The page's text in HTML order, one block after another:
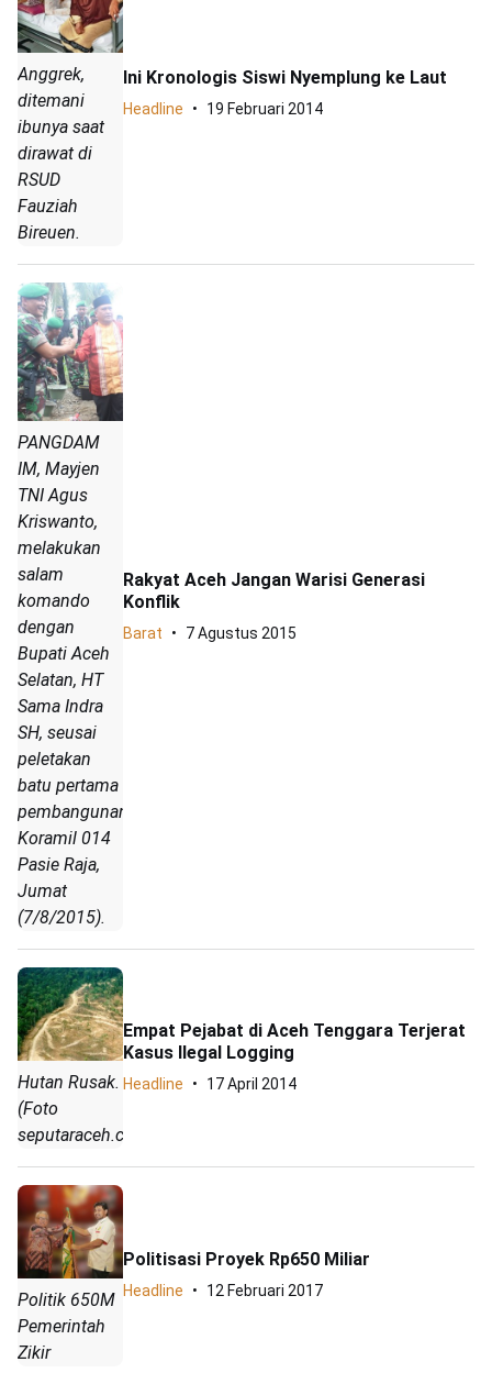
Anggrek,
ditemani
ibunya saat
dirawat di
RSUD
Fauziah
Bireuen.
Ini Kronologis Siswi Nyemplung ke Laut
Headline 19 Februari 2014
PANGDAM
IM, Mayjen
TNI Agus
Kriswanto,
melakukan
salam
komando
dengan
Bupati Aceh
Selatan, HT
Sama Indra
SH, seusai
peletakan
batu pertama
pembangunan
Koramil 014
Pasie Raja,
Jumat
(7/8/2015).
Rakyat Aceh Jangan Warisi Generasi
Konflik
Barat 7 Agustus 2015
Hutan Rusak.
(Foto
seputaraceh.com)
Empat Pejabat di Aceh Tenggara Terjerat
Kasus Ilegal Logging
Headline 17 April 2014
Politik 650M
Pemerintah
Zikir
Politisasi Proyek Rp650 Miliar
Headline 12 Februari 2017